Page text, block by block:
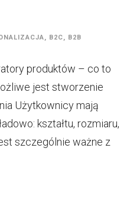
, B2C, B2B
produktów – co to
jest stworzenie
Użytkownicy mają
kształtu, rozmiaru,
szczególnie ważne z